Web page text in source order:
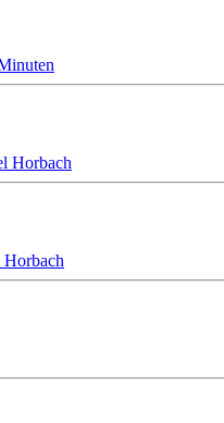
Horbach
Horbach